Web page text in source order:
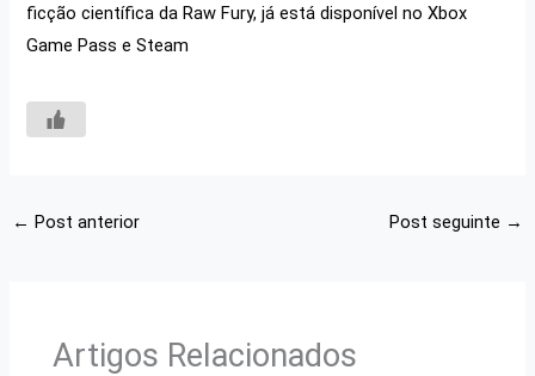
ficção científica da Raw Fury, já está disponível no Xbox
Game Pass e Steam
← Post anterior Post seguinte →
Artigos Relacionados